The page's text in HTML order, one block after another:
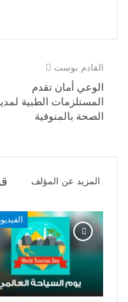
القادم بوست
الوعي أمان تقدم
المستلزمات الطبية
الصحة بالمنوفية
المزيد عن المؤلف